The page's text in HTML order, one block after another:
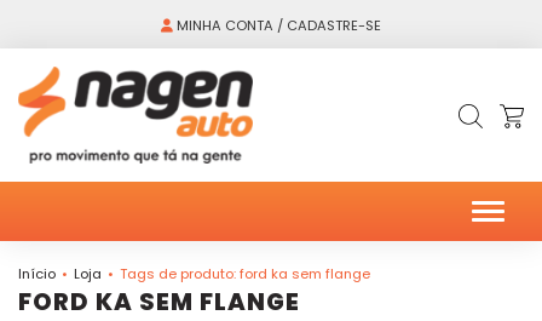
MINHA CONTA / CADASTRE-SE
Início Loja Tags de produto: ford ka sem flange
FORD KA SEM FLANGE